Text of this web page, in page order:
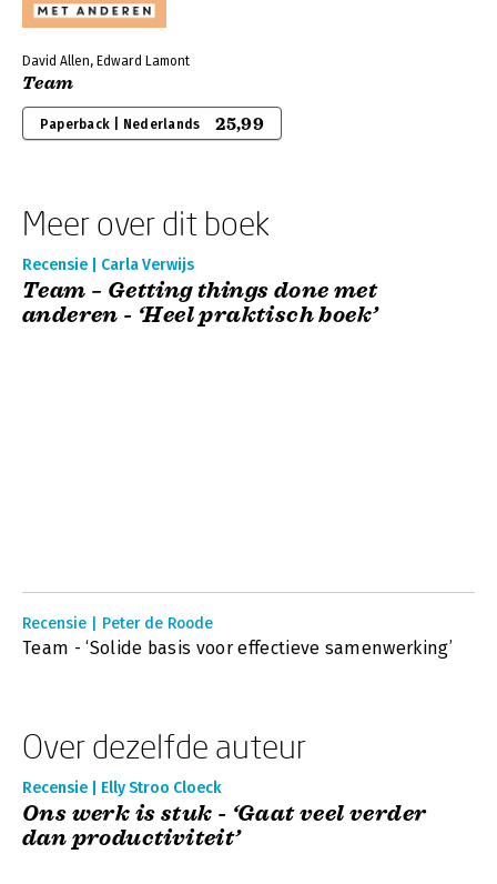
David Allen, Edward Lamont
Team
Paperback | Nederlands 25,99
Meer over dit boek
Recensie | Carla Verwijs
Team – Getting things done met
anderen - ‘Heel praktisch boek’
Recensie | Peter de Roode
Team - ‘Solide basis voor effectieve samenwerking’
Over dezelfde auteur
Recensie | Elly Stroo Cloeck
Ons werk is stuk - ‘Gaat veel verder
dan productiviteit’